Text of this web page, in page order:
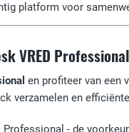
platform voor
VRED Professional
en profiteer van een
verzamelen en
- de